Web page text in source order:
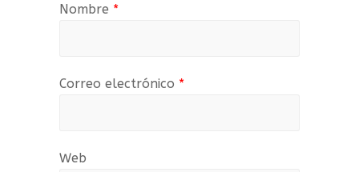
Nombre *
Correo electrónico *
Web